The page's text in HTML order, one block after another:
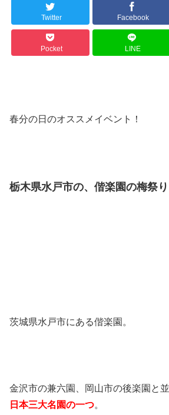
Twitter Facebook
Pocket LINE
春分の日のオススメイベント！
栃木県水戸市の、偕楽園の梅祭り
茨城県水戸市にある偕楽園。
金沢市の兼六園、岡山市の後楽園と並
日本三大名園の一つ。